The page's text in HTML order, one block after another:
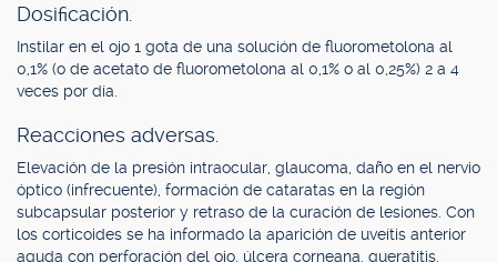
Dosificación.
Instilar en el ojo 1 gota de una solución de fluorometolona al
0,1% (o de acetato de fluorometolona al 0,1% o al 0,25%) 2 a 4
veces por día.
Reacciones adversas.
Elevación de la presión intraocular, glaucoma, daño en el nervio
óptico (infrecuente), formación de cataratas en la región
subcapsular posterior y retraso de la curación de lesiones. Con
los corticoides se ha informado la aparición de uveítis anterior
aguda con perforación del ojo, úlcera corneana, queratitis,